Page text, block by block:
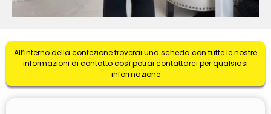
All’interno della confezione troverai una scheda con tutte le nostre
informazioni di contatto così potrai contattarci per qualsiasi
informazione